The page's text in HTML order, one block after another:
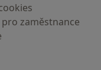
zaměstnance